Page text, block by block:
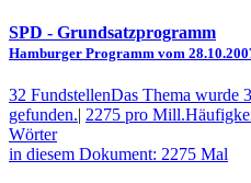
SPD - Grundsatzprogramm
Hamburger Programm vom
32 FundstellenDas Thema wurde
gefunden.| 2275 pro Mill.
Wörter
in diesem Dokument: 2275 Mal